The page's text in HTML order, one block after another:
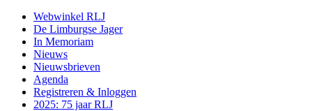
Webwinkel RLJ
De Limburgse Jager
In Memoriam
Nieuws
Nieuwsbrieven
Agenda
Registreren & Inloggen
2025: 75 jaar RLJ